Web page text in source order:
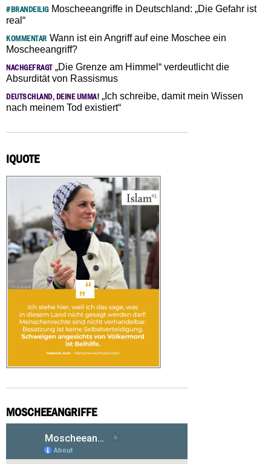
#BRANDEILIGMoscheeangriffe in Deutschland: „Die Gefahr ist
real“
KOMMENTAR Wann ist ein Angriff auf eine Moschee ein
Moscheeangriff?
NACHGEFRAGT„Die Grenze am Himmel“ verdeutlicht die
Absurdität von Rassismus
DEUTSCHLAND, DEINE UMMA! „Ich schreibe, damit mein Wissen
nach meinem Tod existiert“
IQUOTE
MOSCHEEANGRIFFE